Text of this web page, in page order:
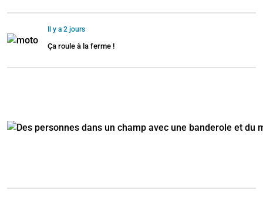
Il y a 2 jours
Ça roule à la ferme !